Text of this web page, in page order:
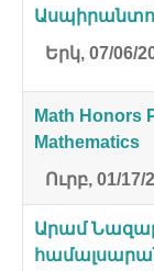
Երկ, 07/06/
Math Honors
Mathematics
Ուրբ, 01/17/
Արամ